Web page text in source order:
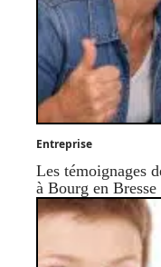
Entreprise
Les témoignages
à Bourg en Bresse